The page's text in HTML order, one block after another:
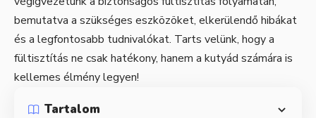
bemutatva a szükséges eszközöket, elkerülendő hibákat
és a legfontosabb tudnivalókat. Tarts velünk, hogy a
fültisztítás ne csak hatékony, hanem a kutyád számára is
kellemes élmény legyen!
Tartalom